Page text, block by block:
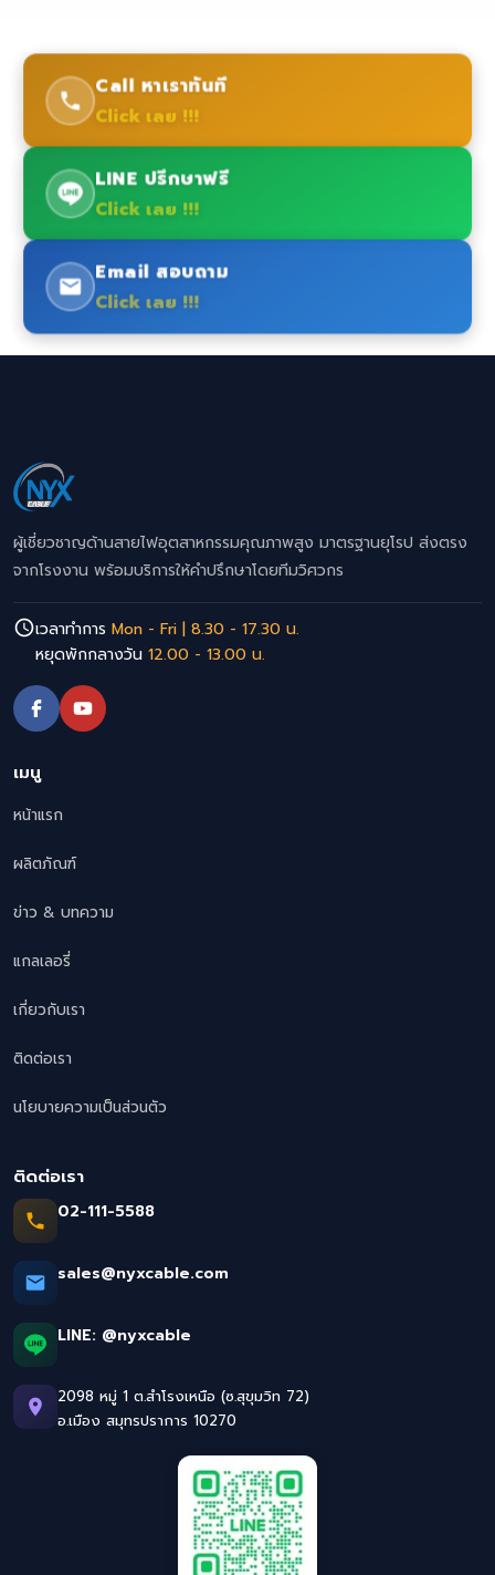
Call หาเราทันที
Click เลย !!!
LINE ปรึกษาฟรี
Click เลย !!!
Email สอบถาม
Click เลย !!!
ผู้เชี่ยวชาญด้านสายไฟอุตสาหกรรมคุณภาพสูง มาตรฐานยุโรป ส่งตรง
จากโรงงาน พร้อมบริการให้คำปรึกษาโดยทีมวิศวกร
เวลาทำการ Mon - Fri | 8.30 - 17.30 น.
หยุดพักกลางวัน 12.00 - 13.00 น.
เมนู
หน้าแรก
ผลิตภัณฑ์
ข่าว & บทความ
แกลเลอรี่
เกี่ยวกับเรา
ติดต่อเรา
นโยบายความเป็นส่วนตัว
ติดต่อเรา
02-111-5588
sales@nyxcable.com
LINE: @nyxcable
2098 หมู่ 1 ต.สำโรงเหนือ (ซ.สุขุมวิท 72)
อ.เมือง สมุทรปราการ 10270